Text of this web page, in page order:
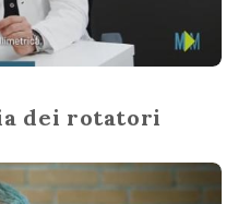
dei rotatori